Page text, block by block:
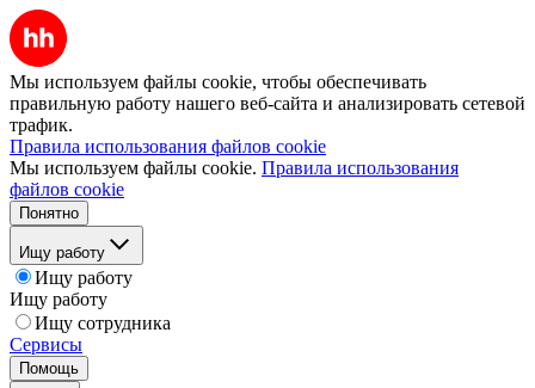
Мы используем файлы cookie, чтобы обеспечивать
правильную работу нашего веб-сайта и анализировать сетевой
трафик.
Правила использования файлов cookie
Мы используем файлы cookie. Правила использования
файлов cookie
Понятно
Ищу работу
Ищу работу
Ищу работу
Ищу сотрудника
Сервисы
Помощь